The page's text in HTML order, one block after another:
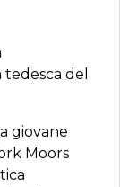
del
giovane
Moors